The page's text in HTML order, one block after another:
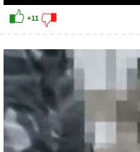
+17